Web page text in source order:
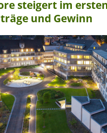
steigert im
und Gewinn